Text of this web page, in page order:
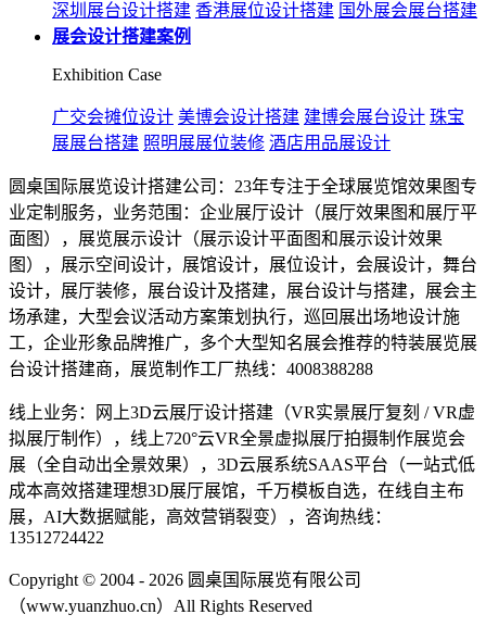
深圳展台设计搭建 香港展位设计搭建 国外展会展台搭建
展会设计搭建案例
Exhibition Case
广交会摊位设计 美博会设计搭建 建博会展台设计 珠宝
展展台搭建 照明展展位装修 酒店用品展设计
圆桌国际展览设计搭建公司：23年专注于全球展览馆效果图专
业定制服务，业务范围：企业展厅设计（展厅效果图和展厅平
面图），展览展示设计（展示设计平面图和展示设计效果
图），展示空间设计，展馆设计，展位设计，会展设计，舞台
设计，展厅装修，展台设计及搭建，展台设计与搭建，展会主
场承建，大型会议活动方案策划执行，巡回展出场地设计施
工，企业形象品牌推广，多个大型知名展会推荐的特装展览展
台设计搭建商，展览制作工厂热线：4008388288
线上业务：网上3D云展厅设计搭建（VR实景展厅复刻 / VR虚
拟展厅制作），线上720°云VR全景虚拟展厅拍摄制作展览会
展（全自动出全景效果），3D云展系统SAAS平台（一站式低
成本高效搭建理想3D展厅展馆，千万模板自选，在线自主布
展，AI大数据赋能，高效营销裂变），咨询热线：
13512724422
Copyright © 2004 - 2026 圆桌国际展览有限公司
（www.yuanzhuo.cn）All Rights Reserved